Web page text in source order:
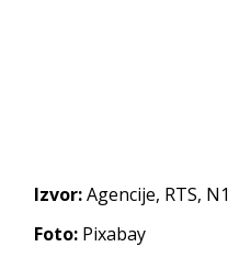
Izvor:Agencije, RTS, N1
Foto: Pixabay